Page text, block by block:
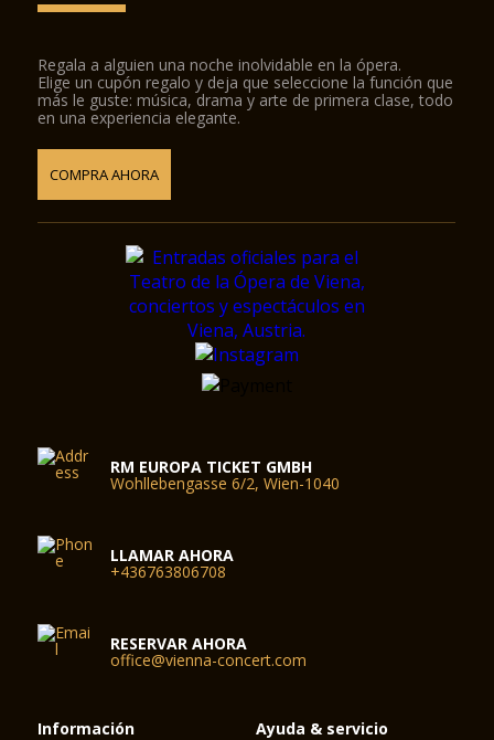
Regala a alguien una noche inolvidable en la ópera.
Elige un cupón regalo y deja que seleccione la función que
más le guste: música, drama y arte de primera clase, todo
en una experiencia elegante.
COMPRA AHORA
RM EUROPA TICKET GMBH
Wohllebengasse 6/2, Wien-1040
LLAMAR AHORA
+436763806708
RESERVAR AHORA
office@vienna-concert.com
Información Ayuda & servicio